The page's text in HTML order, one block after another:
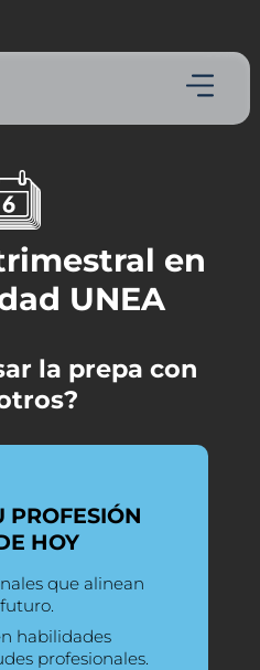
en
UNEA
la prepa con
PROFESIÓN
HOY
que alinean
habilidades
profesionales.